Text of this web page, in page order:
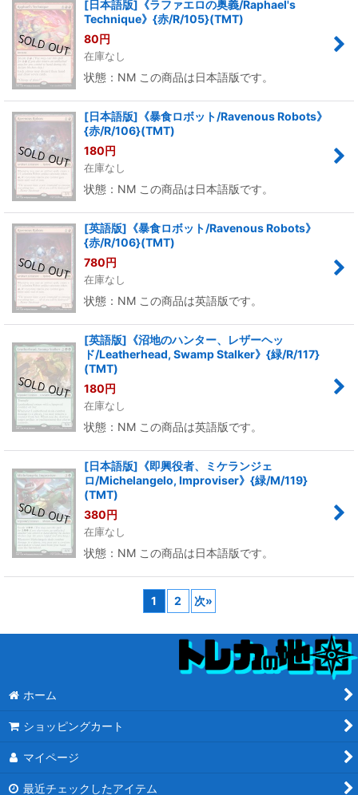
[日本語版]《ラファエロの奥義/Raphael's
Technique》{赤/R/105}(TMT)
80円
在庫なし
状態：NM この商品は日本語版です。
[日本語版]《暴食ロボット/Ravenous Robots》
{赤/R/106}(TMT)
180円
在庫なし
状態：NM この商品は日本語版です。
[英語版]《暴食ロボット/Ravenous Robots》
{赤/R/106}(TMT)
780円
在庫なし
状態：NM この商品は英語版です。
[英語版]《沼地のハンター、レザーヘッ
ド/Leatherhead, Swamp Stalker》{緑/R/117}
(TMT)
180円
在庫なし
状態：NM この商品は英語版です。
[日本語版]《即興役者、ミケランジェ
ロ/Michelangelo, Improviser》{緑/M/119}
(TMT)
380円
在庫なし
状態：NM この商品は日本語版です。
1 2 次»
ホーム
ショッピングカート
マイページ
最近チェックしたアイテム